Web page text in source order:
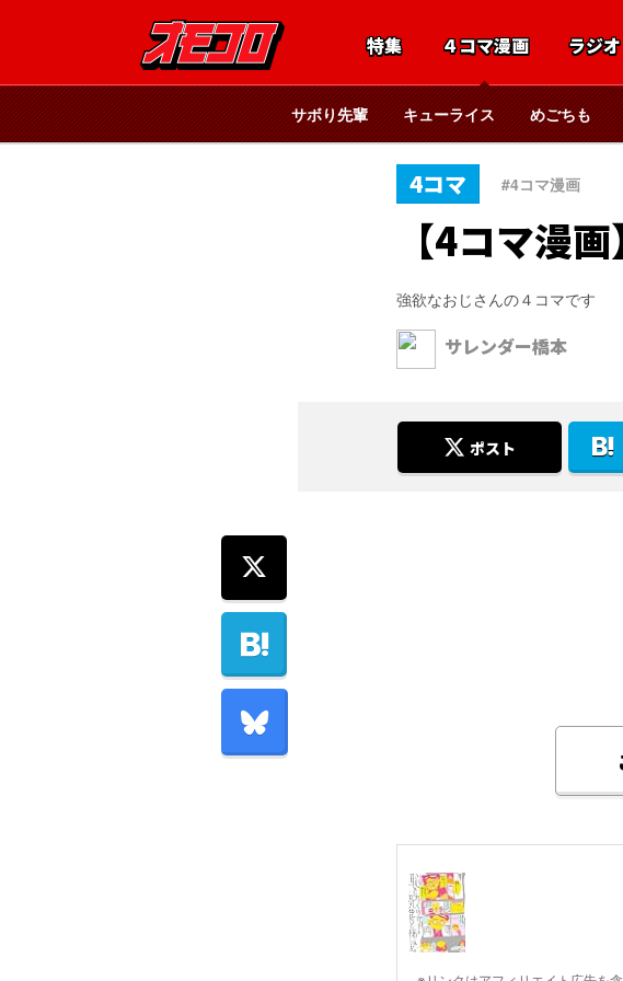
特集 ４コマ漫画 ラジオ
サボり先輩 キューライス めごちも
4コマ #4コマ漫画
【4コマ漫
強欲なおじさんの４コマです
サレンダー橋本
ポスト